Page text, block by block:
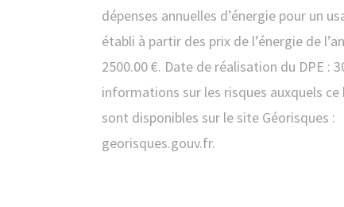
dépenses annuelles d’énergie pour un
établi à partir des prix de l’énergie de
2500.00 €. Date de réalisation du DPE :
informations sur les risques auxquels ce
sont disponibles sur le site Géorisques :
georisques.gouv.fr.